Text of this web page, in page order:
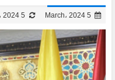
5 March، 2024 5 March، 2024